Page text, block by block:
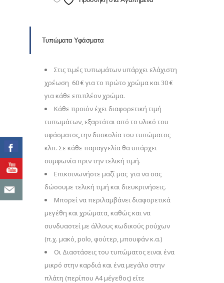
Τυπώματα Υφάσματα
Στις τιμές τυπωμάτων υπάρχει ελάχιστη
χρέωση 60 € για το πρώτο χρώμα και 30 €
για κάθε επιπλέον χρώμα.
Κάθε προϊόν έχει διαφορετική τιμή
τυπωμάτων, εξαρτάται από το υλικό του
υφάσματος,την δυσκολία του τυπώματος
κλπ. Σε κάθε παραγγελία θα υπάρχει
συμφωνία πριν την τελική τιμή.
Επικοινωνήστε μαζί μας για να σας
δώσουμε τελική τιμή και διευκρινήσεις.
Μπορεί να περιλαμβάνει διαφορετικά
μεγέθη και χρώματα, καθώς και να
συνδυαστεί με άλλους κωδικούς ρούχων
(π.χ. μακό, polo, φούτερ, μπουφάν κ.α.)
Οι Διαστάσεις του τυπώματος ειναι ένα
μικρό στην καρδιά και ένα μεγάλο στην
πλάτη (περίπου Α4 μέγεθος) είτε